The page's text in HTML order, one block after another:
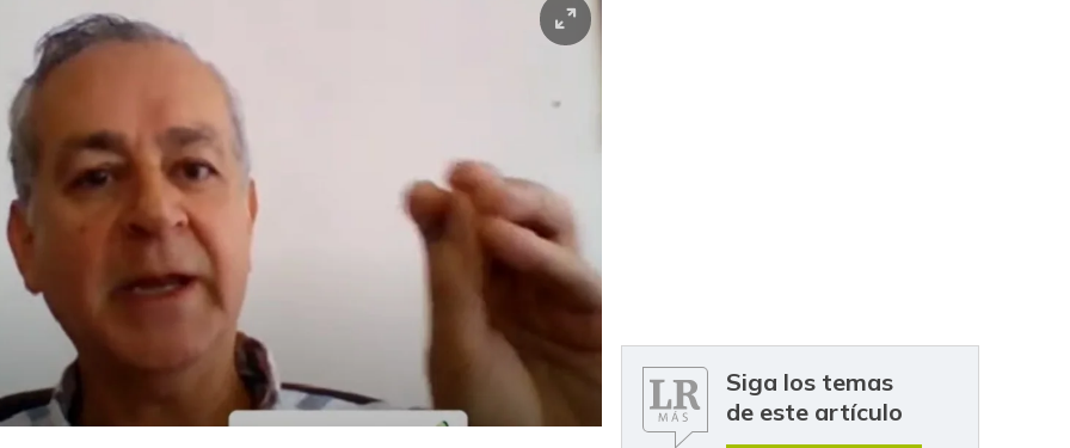
Siga los temas
de este artículo